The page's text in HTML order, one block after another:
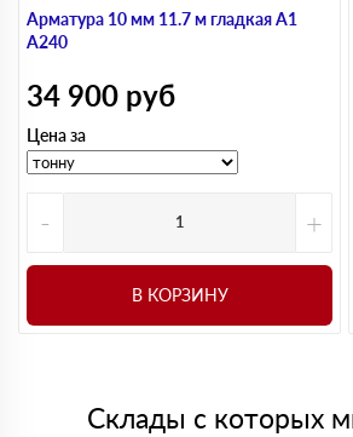
Арматура 10 мм 11.7 м гладкая А1
А240
34 900 руб
Цена за
- +
В КОРЗИНУ
Склады с которых